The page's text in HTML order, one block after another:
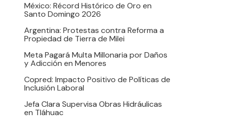
México: Récord Histórico de Oro en
Santo Domingo 2026
Argentina: Protestas contra Reforma a
Propiedad de Tierra de Milei
Meta Pagará Multa Millonaria por Daños
y Adicción en Menores
Copred: Impacto Positivo de Políticas de
Inclusión Laboral
Jefa Clara Supervisa Obras Hidráulicas
en Tláhuac